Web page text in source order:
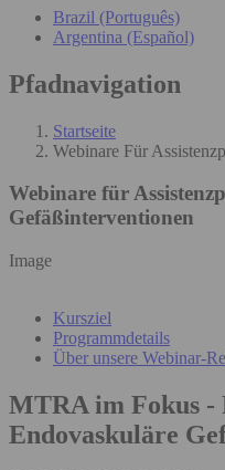
Brazil (Português)
Argentina (Español)
Pfadnavigation
Startseite
Webinare Für
Webinare für
Gefäßinterventionen
Image
Kursziel
Programmdetails
Über unsere Webinar-
MTRA im Fokus -
Endovaskuläre